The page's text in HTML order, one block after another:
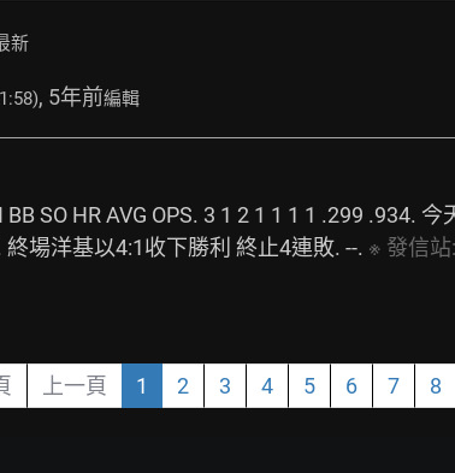
新
, 5年前編輯
SO HR AVG OPS. 3 1 2 1 1 1 1 .299 .934.
場洋基以4:1收下勝利 終止4連敗. --. ※ 發信站:
上一頁 1 2 3 4 5 6 7 8